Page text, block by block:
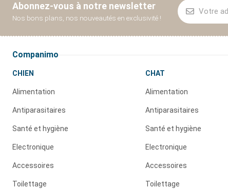
Abonnez-vous à notre newsletter
Nos bons plans, nos nouveautés en exclusivité !
Companimo
CHIEN
Alimentation
Antiparasitaires
Santé et hygiène
Electronique
Accessoires
Toilettage
CHAT
Alimentation
Antiparasitaires
Santé et hygiène
Electronique
Accessoires
Toilettage